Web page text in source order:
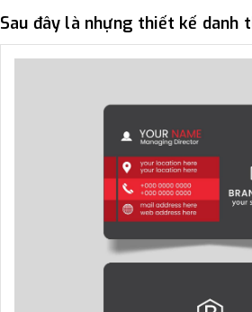
Sau đây là nhựng thiết kế danh